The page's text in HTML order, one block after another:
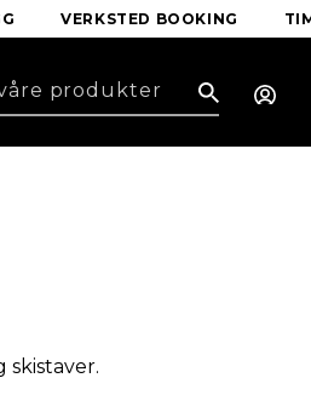
VERKSTED BOOKING
Search